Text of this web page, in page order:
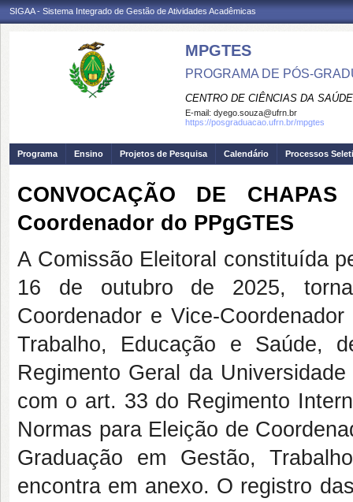
SIGAA - Sistema Integrado de Gestão de Atividades Acadêmicas
MPGTES
PROGRAMA DE PÓS-
CENTRO DE CIÊNCIAS DA SAÚDE
E-mail: dyego.souza@ufrn.br
https://posgraduacao.ufrn.br/mpgtes
Programa Ensino Projetos de Pesquisa Calendário Processos
CONVOCAÇÃO DE
Coordenador do PPgGTES
A Comissão Eleitoral constituída
16 de outubro de 2025,
Coordenador e Vice-
Trabalho, Educação e
Regimento Geral da
com o art. 33 do Regimento
Normas para Eleição de
Graduação em Gestão,
encontra em anexo. O registro